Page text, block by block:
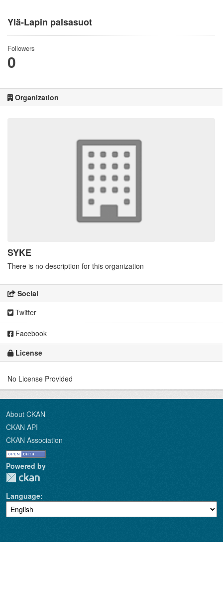
Ylä-Lapin palsasuot
Followers
0
Organization
SYKE
There is no description for this organization
Social
Twitter
Facebook
License
No License Provided
About CKAN
CKAN API
CKAN Association
Powered by
Language